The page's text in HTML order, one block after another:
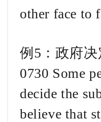
other face to
例5：政府决
0730 Some
decide the
believe that